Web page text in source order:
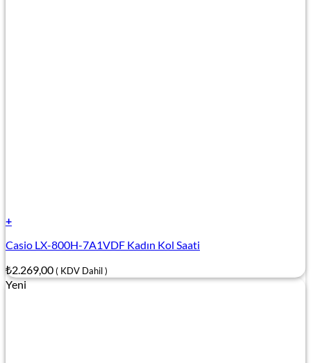
+
Casio LX-800H-7A1VDF Kadın Kol Saati
₺2.269,00( KDV Dahil )
Yeni